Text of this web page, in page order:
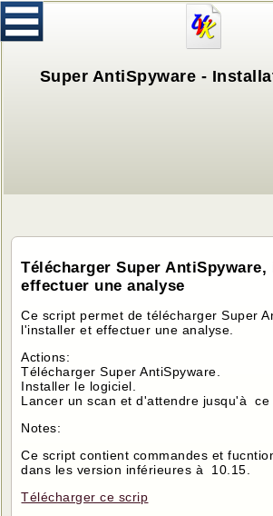
Super AntiSpyware -
Télécharger Super
effectuer une analyse
Ce script permet de télécharger Super
l'installer et effectuer une analyse.
Actions:
Télécharger Super AntiSpyware.
Installer le logiciel.
Lancer un scan et d'attendre jusqu'à ce
Notes:
Ce script contient commandes et
dans les version inférieures à 10.15.
Télécharger ce scrip